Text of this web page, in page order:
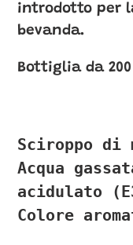
introdotto per
bevanda.
Bottiglia da
Sciroppo
Acqua
acidulato
Colore